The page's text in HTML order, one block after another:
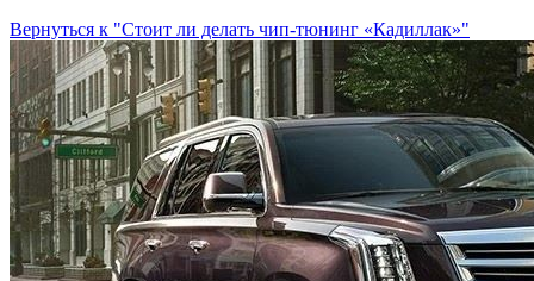
Вернуться к "Стоит ли делать чип-тюнинг «Кадиллак»"